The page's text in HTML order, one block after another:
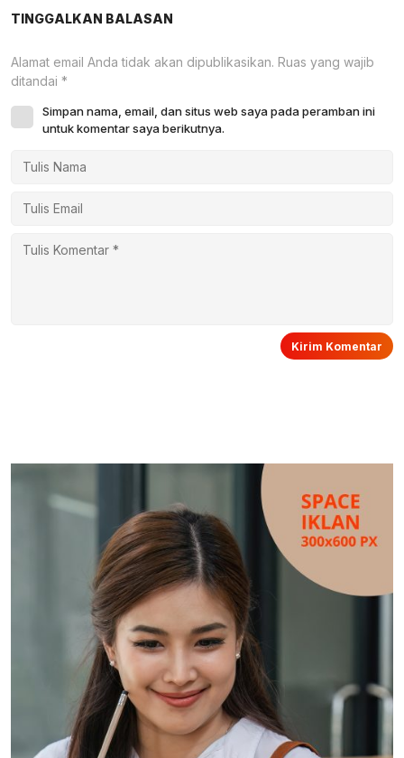
TINGGALKAN BALASAN
Alamat email Anda tidak akan dipublikasikan. Ruas yang wajib
ditandai *
Simpan nama, email, dan situs web saya pada peramban ini
untuk komentar saya berikutnya.